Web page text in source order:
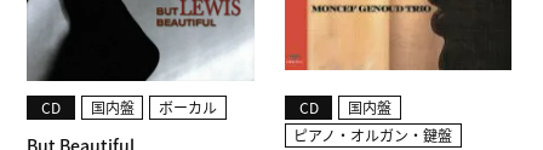
CD 国内盤 ボーカル CD
国内盤
ピアノ・オルガン・鍵盤